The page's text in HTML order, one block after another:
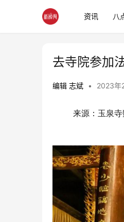
资讯 八
去寺院参加
编辑 志斌 • 2023年
来源：玉泉寺